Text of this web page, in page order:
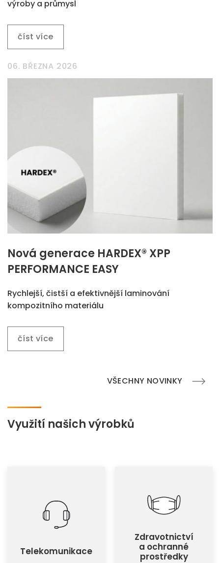
výroby a průmysl
číst více
06. BŘEZNA 2026
Nová generace HARDEX® XPP
PERFORMANCE EASY
Rychlejší, čistší a efektivnější laminování
kompozitního materiálu
číst více
VŠECHNY NOVINKY
Využití našich výrobků
Telekomunikace
Zdravotnictví
a ochranné
prostředky